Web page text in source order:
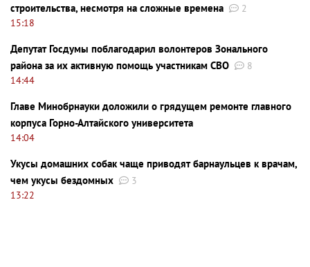
строительства, несмотря на сложные времена
2
15:18
Депутат Госдумы поблагодарил волонтеров Зонального
района за их активную помощь участникам СВО
8
14:44
Главе Минобрнауки доложили о грядущем ремонте главного
корпуса Горно-Алтайского университета
14:04
Укусы домашних собак чаще приводят барнаульцев к врачам,
чем укусы бездомных
3
13:22